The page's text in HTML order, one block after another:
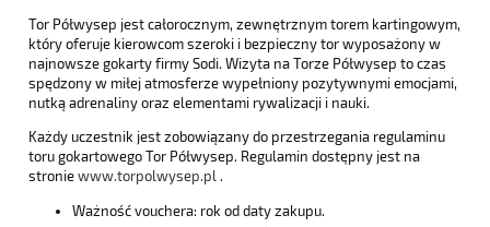
Tor Półwysep jest całorocznym, zewnętrznym torem kartingowym,
który oferuje kierowcom szeroki i bezpieczny tor wyposażony w
najnowsze gokarty firmy Sodi. Wizyta na Torze Półwysep to czas
spędzony w miłej atmosferze wypełniony pozytywnymi emocjami,
nutką adrenaliny oraz elementami rywalizacji i nauki.
Każdy uczestnik jest zobowiązany do przestrzegania regulaminu
toru gokartowego Tor Półwysep. Regulamin dostępny jest na
stroniewww.torpolwysep.pl .
Ważność vouchera: rok od daty zakupu.